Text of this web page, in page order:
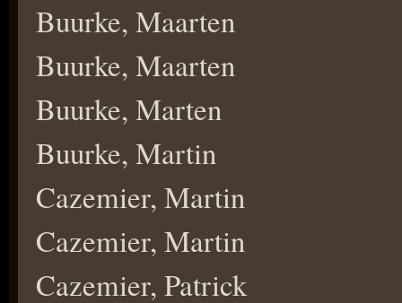
Buurke, Maarten
Buurke, Maarten
Buurke, Marten
Buurke, Martin
Cazemier, Martin
Cazemier, Martin
Cazemier, Patrick